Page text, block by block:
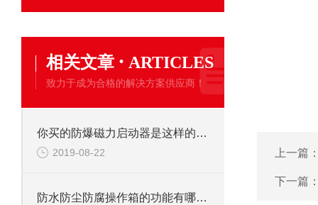
相关文章 · ARTICLES
致力于成为合格的解决方案供应商！
你买的防爆磁力启动器是这样的吗？
2019-08-22
防水防尘防腐操作箱的功能有哪些？
上一篇
下一篇